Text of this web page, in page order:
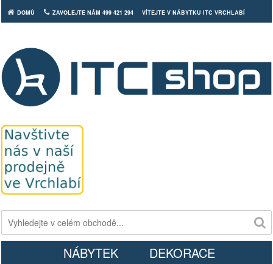
DOMŮ ZAVOLEJTE NÁM 499 421 294 VÍTEJTE V NÁBYTKU ITC VRCHLABÍ
NÁBYTEK DEKORACE